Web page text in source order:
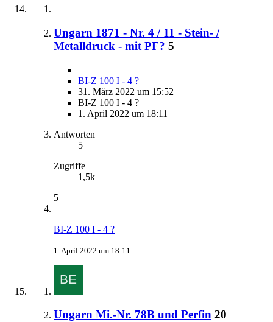
Ungarn 1871 - Nr. 4 / 11 - Stein- /
Metalldruck - mit PF? 5
BI-Z 100 I - 4 ?
31. März 2022 um 15:52
BI-Z 100 I - 4 ?
1. April 2022 um 18:11
Antworten
5
Zugriffe
1,5k
5
BI-Z 100 I - 4 ?
1. April 2022 um 18:11
Ungarn Mi.-Nr. 78B und Perfin 20